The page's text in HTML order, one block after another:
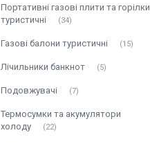
Портативні газові плити та горілки
туристичні
34
Газові балони туристичні 15
Лічильники банкнот 5
Подовжувачі 7
Термосумки та акумулятори
холоду
22